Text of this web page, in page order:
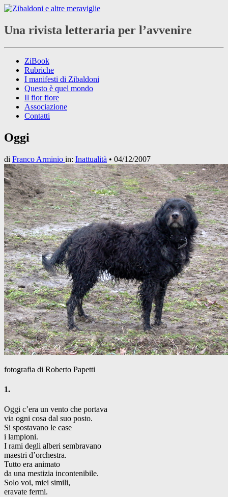
Una rivista letteraria per l’avvenire
ZiBook
Rubriche
I manifesti di Zibaldoni
Questo è quel mondo
Il fior fiore
Associazione
Contatti
Oggi
di Franco Arminio in: Inattualità • 04/12/2007
fotografia di Roberto Papetti
1.
Oggi c’era un vento che portava
via ogni cosa dal suo posto.
Si spostavano le case
i lampioni.
I rami degli alberi sembravano
maestri d’orchestra.
Tutto era animato
da una mestizia incontenibile.
Solo voi, miei simili,
eravate fermi.